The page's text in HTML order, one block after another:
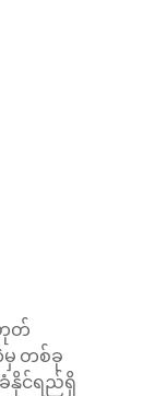
တ်
မှ တစ်ခု
နိုင်ရည်ရှိ